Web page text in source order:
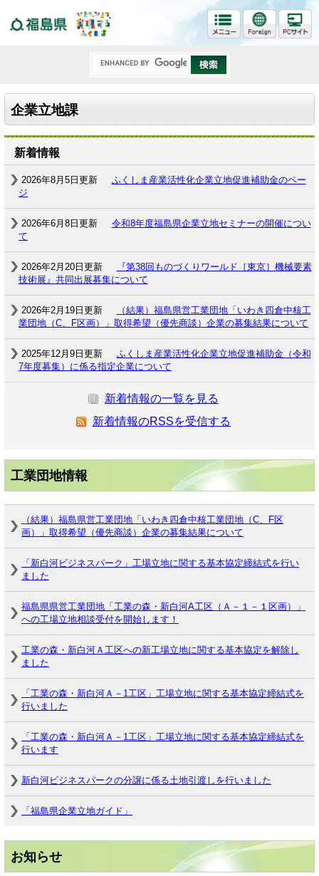
企業立地課
新着情報
2026年8月5日更新
ふくしま産業活性化企業立地促進補助金のペー
ジ
2026年6月8日更新
令和8年度福島県企業立地セミナーの開催につい
て
2026年2月20日更新
『第38回ものづくりワールド［東京］機械要素
技術展』共同出展募集について
2026年2月19日更新
（結果）福島県営工業団地「いわき四倉中核工
業団地（C、F区画）」取得希望（優先商談）企業の募集結果について
2025年12月9日更新
ふくしま産業活性化企業立地促進補助金（令和
7年度募集）に係る指定企業について
新着情報の一覧を見る
新着情報のRSSを受信する
工業団地情報
（結果）福島県営工業団地「いわき四倉中核工業団地（C、F区
画）」取得希望（優先商談）企業の募集結果について
「新白河ビジネスパーク」工場立地に関する基本協定締結式を行い
ました
福島県県営工業団地「工業の森・新白河A工区（Ａ－１－１区画）」
への工場立地相談受付を開始します！
工業の森・新白河Ａ工区への新工場立地に関する基本協定を解除し
ました
「工業の森・新白河Ａ－1工区」工場立地に関する基本協定締結式を
行いました
「工業の森・新白河Ａ－1工区」工場立地に関する基本協定締結式を
行います
新白河ビジネスパークの分譲に係る土地引渡しを行いました
「福島県企業立地ガイド」
お知らせ